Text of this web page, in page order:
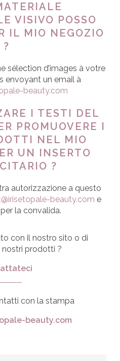
VISIVO POSSO
IL MIO NEGOZIO
?
sélection d’images à votre
envoyant un email à
beauty.com
I TESTI DEL
PROMUOVERE I
NEL MIO
UN INSERTO
?
autorizzazione a questo
beauty.com e
la convalida.
con il nostro sito o di
nostri prodotti ?
con la stampa
beauty.com